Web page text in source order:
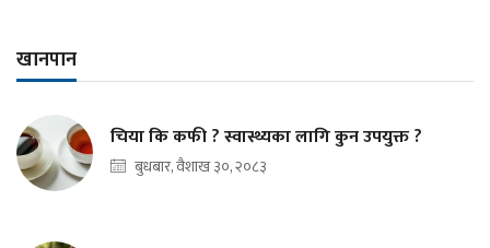
खानपान
चिया कि कफी ? स्वास्थ्यका लागि कुन उपयुक्त ?
बुधबार, वैशाख ३०, २०८३